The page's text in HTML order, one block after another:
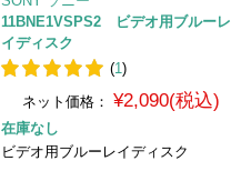
11BNE1VSPS2 ビデオ用ブルーレ
イディスク
(1)
ネット価格： ¥2,090(税込)
在庫なし
ビデオ用ブルーレイディスク